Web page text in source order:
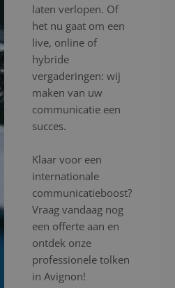
laten verlopen. Of
het nu gaat om een
live, online of
hybride
vergaderingen: wij
maken van uw
communicatie een
succes.
Klaar voor een
internationale
communicatieboost?
Vraag vandaag nog
een offerte aan en
ontdek onze
professionele tolken
in Avignon!